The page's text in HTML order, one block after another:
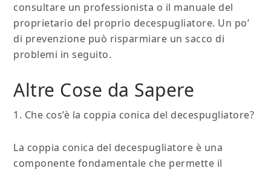
consultare un professionista o il manuale del
proprietario del proprio decespugliatore. Un po’
di prevenzione può risparmiare un sacco di
problemi in seguito.
Altre Cose da Sapere
1. Che cos’è la coppia conica del decespugliatore?
La coppia conica del decespugliatore è una
componente fondamentale che permette il